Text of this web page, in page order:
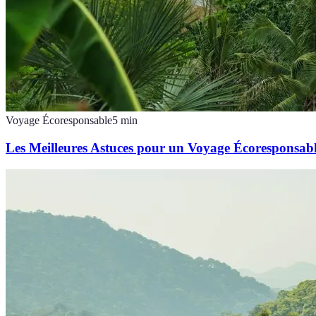
Voyage Écoresponsable5 min
Les Meilleures Astuces pour un Voyage